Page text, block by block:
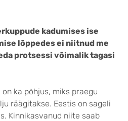
kadumises ise
lõppedes ei niitnud me
protsessi võimalik tagasi
ka põhjus, miks praegu
räägitakse. Eestis on sageli
Kinnikasvanud niite saab